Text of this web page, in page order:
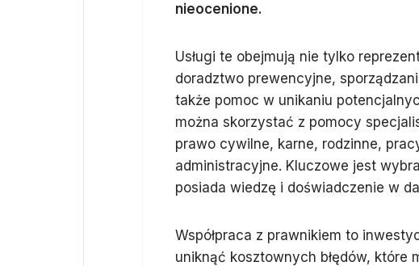
nieocenione.
Usługi te obejmują nie tylko
doradztwo prewencyjne,
także pomoc w unikaniu
można skorzystać z pomocy
prawo cywilne, karne, rodzinne,
administracyjne. Kluczowe jest
posiada wiedzę i doświadczenie w
Współpraca z prawnikiem to
uniknąć kosztownych błędów, które